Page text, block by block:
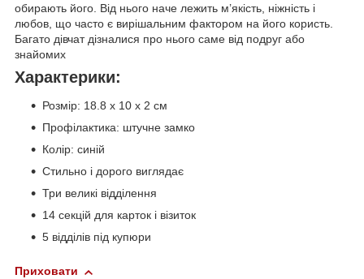
обирають його. Від нього наче лежить м’якість, ніжність і
любов, що часто є вирішальним фактором на його користь.
Багато дівчат дізналися про нього саме від подруг або
знайомих
Характерики:
Розмір: 18.8 х 10 х 2 см
Профілактика: штучне замко
Колір: синій
Стильно і дорого виглядає
Три великі відділення
14 секцій для карток і візиток
5 відділів під купюри
Приховати